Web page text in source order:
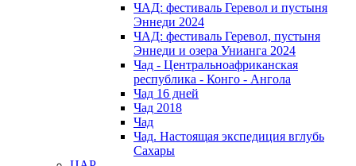
ЧАД: фестиваль Геревол и пустыня
Эннеди 2024
ЧАД: фестиваль Геревол, пустыня
Эннеди и озера Унианга 2024
Чад - Центральноафриканская
республика - Конго - Ангола
Чад 16 дней
Чад 2018
Чад
Чад. Настоящая экспедиция вглубь
Сахары